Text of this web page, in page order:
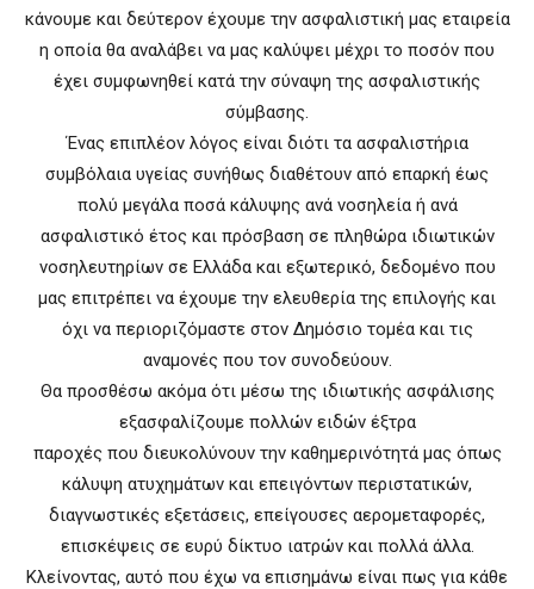
κάνουμε και δεύτερον έχουμε την ασφαλιστική μας εταιρεία
η οποία θα αναλάβει να μας καλύψει μέχρι το ποσόν που
έχει συμφωνηθεί κατά την σύναψη της ασφαλιστικής
σύμβασης.
Ένας επιπλέον λόγος είναι διότι τα ασφαλιστήρια
συμβόλαια υγείας συνήθως διαθέτουν από επαρκή έως
πολύ μεγάλα ποσά κάλυψης ανά νοσηλεία ή ανά
ασφαλιστικό έτος και πρόσβαση σε πληθώρα ιδιωτικών
νοσηλευτηρίων σε Ελλάδα και εξωτερικό, δεδομένο που
μας επιτρέπει να έχουμε την ελευθερία της επιλογής και
όχι να περιοριζόμαστε στον Δημόσιο τομέα και τις
αναμονές που τον συνοδεύουν.
Θα προσθέσω ακόμα ότι μέσω της ιδιωτικής ασφάλισης
εξασφαλίζουμε πολλών ειδών έξτρα
παροχές που διευκολύνουν την καθημερινότητά μας όπως
κάλυψη ατυχημάτων και επειγόντων περιστατικών,
διαγνωστικές εξετάσεις, επείγουσες αερομεταφορές,
επισκέψεις σε ευρύ δίκτυο ιατρών και πολλά άλλα.
Κλείνοντας, αυτό που έχω να επισημάνω είναι πως για κάθε